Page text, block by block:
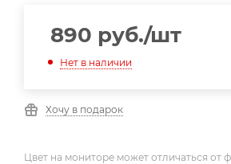
890 руб./шт
Нет в наличии
Хочу в подарок
Цвет на мониторе может отличаться от